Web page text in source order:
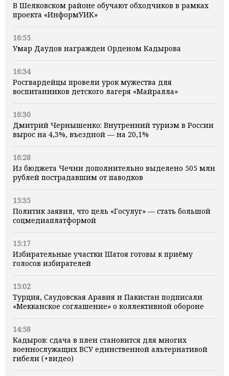
В Шелковском районе обучают обходчиков в рамках
проекта «ИнформУИК»
16:55
Умар Даудов награжден Орденом Кадырова
16:34
Росгвардейцы провели урок мужества для
воспитанников детского лагеря «Майралла»
16:30
Дмитрий Чернышенко: Внутренний туризм в России
вырос на 4,3%, въездной — на 20,1%
16:28
Из бюджета Чечни дополнительно выделено 505 млн
рублей пострадавшим от паводков
15:35
Политик заявил, что цель «Госулуг» — стать большой
соцмедиаплатформой
15:17
Избирательные участки Шатоя готовы к приёму
голосов избирателей
15:02
Турция, Саудовская Аравия и Пакистан подписали
«Мекканское соглашение» о коллективной обороне
14:58
Кадыров: сдача в плен становится для многих
военнослужащих ВСУ единственной альтернативой
гибели (+видео)